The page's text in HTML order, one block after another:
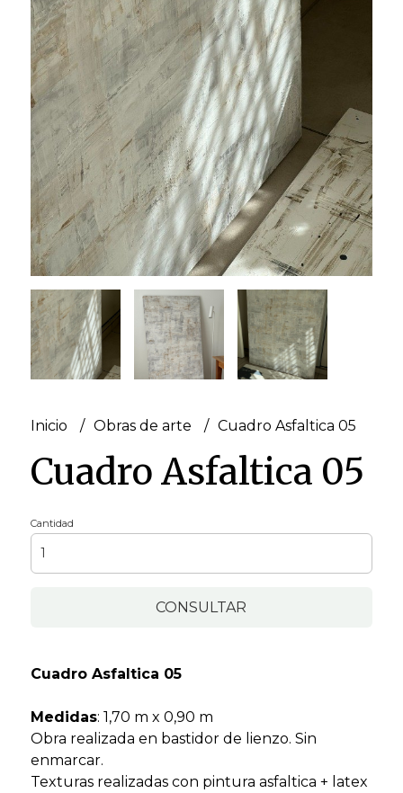
Inicio Obras de arte Cuadro Asfaltica 05
Cuadro Asfaltica 05
Cantidad
CONSULTAR
Cuadro Asfaltica 05
Medidas: 1,70 m x 0,90 m
Obra realizada en bastidor de lienzo. Sin
enmarcar.
Texturas realizadas con pintura asfaltica + latex